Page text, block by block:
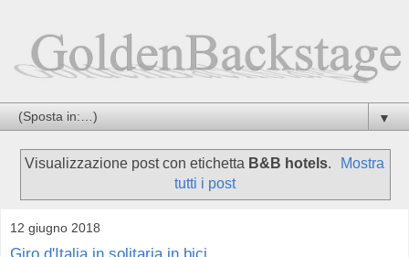
▼
Visualizzazione post con etichetta B&B hotels.
Mostra
tutti i post
12 giugno 2018